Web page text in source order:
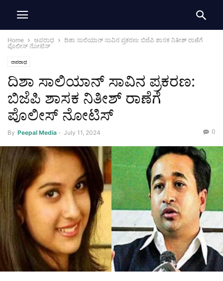
Home ಅಪರಾಧ
ದಿಶಾ ಸಾಲಿಯಾನ್ ಸಾವಿನ ಪ್ರಕರಣ: ಬಿಜೆಪಿ ಶಾಸಕ ನಿತೀಶ್ ರಾಣೆಗೆ
ಪೊಲೀಸ್ ನೋಟಿಸ್
ಅಪರಾಧ
ದಿಶಾ ಸಾಲಿಯಾನ್ ಸಾವಿನ ಪ್ರಕರಣ:
ಬಿಜೆಪಿ ಶಾಸಕ ನಿತೀಶ್ ರಾಣೆಗೆ
ಪೊಲೀಸ್ ನೋಟಿಸ್
By Peepal Media - July 11, 2024 0